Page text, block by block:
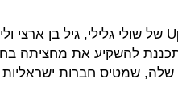
להשקיע את מחציתה
שלה, שמטיס חברות